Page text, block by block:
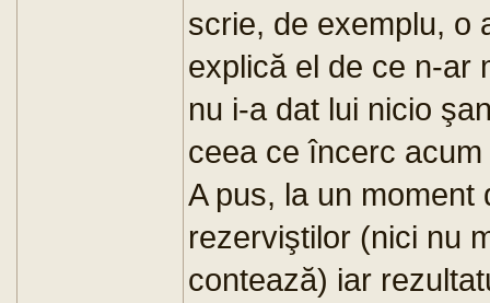
scrie, de exemplu, o
explică el de ce n-ar
nu i-a dat lui nicio
ceea ce încerc
A pus, la un
rezerviştilor (nici nu
contează) iar